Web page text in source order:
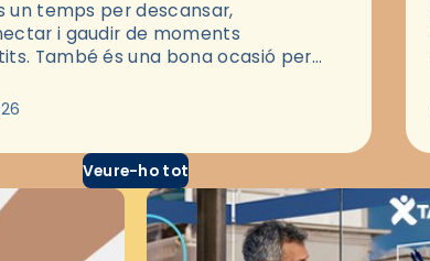
un temps per descansar,
i gaudir de moments
També és una bona ocasió per
cinema, reflexionar sobre les…
Veure-ho tot